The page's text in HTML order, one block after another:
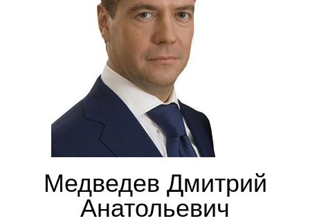
Медведев Дмитрий
Анатольевич